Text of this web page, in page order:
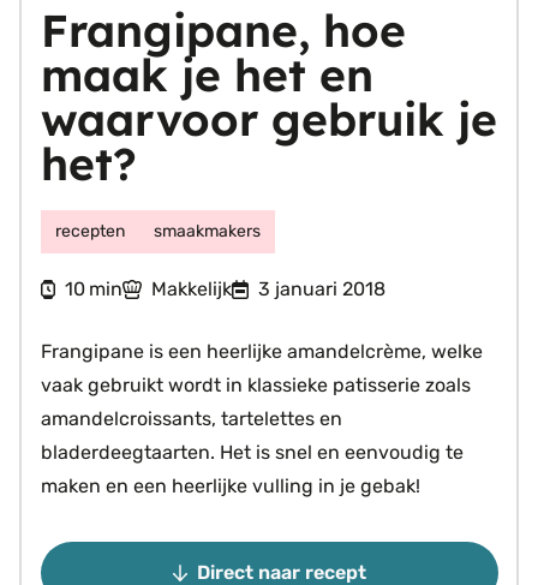
Frangipane, hoe
maak je het en
waarvoor gebruik je
het?
recepten smaakmakers
10minuten
min Makkelijk 3 januari 2018
Frangipane is een heerlijke amandelcrème, welke
vaak gebruikt wordt in klassieke patisserie zoals
amandelcroissants, tartelettes en
bladerdeegtaarten. Het is snel en eenvoudig te
maken en een heerlijke vulling in je gebak!
Direct naar recept